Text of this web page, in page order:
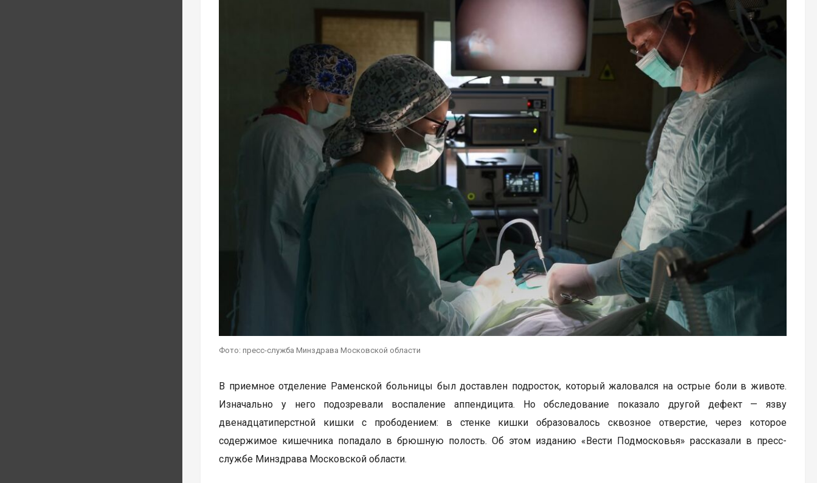
Фото: пресс-служба Минздрава Московской области
В приемное отделение Раменской больницы был доставлен подросток, который жаловался на острые боли в животе.
Изначально у него подозревали воспаление аппендицита. Но обследование показало другой дефект — язву
двенадцатиперстной кишки с прободением: в стенке кишки образовалось сквозное отверстие, через которое
содержимое кишечника попадало в брюшную полость. Об этом изданию «Вести Подмосковья» рассказали в пресс-
службе Минздрава Московской области.